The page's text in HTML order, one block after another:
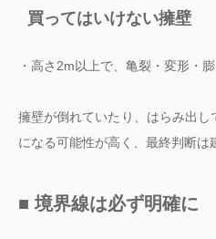
買ってはいけない擁壁
・高さ2m以上で、亀裂・変形・
擁壁が倒れていたり、はらみ出
になる可能性が高く、最終判断は
■ 境界線は必ず明確に